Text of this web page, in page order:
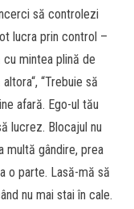
să controlezi
lucra prin control –
cu mintea plină de
“Trebuie să
afară. Ego-ul tău
lucrez. Blocajul nu
multă gândire, prea
o parte. Lasă-mă să
nu mai stai în cale.